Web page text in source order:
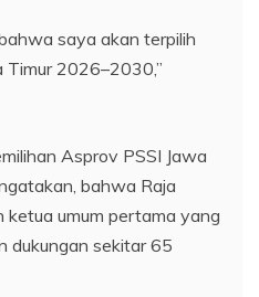
saya akan terpilih
Timur 2026–2030,”
Asprov PSSI Jawa
bahwa Raja
ketua umum pertama yang
dukungan sekitar 65